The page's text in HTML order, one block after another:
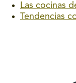
Las cocinas
Tendencias